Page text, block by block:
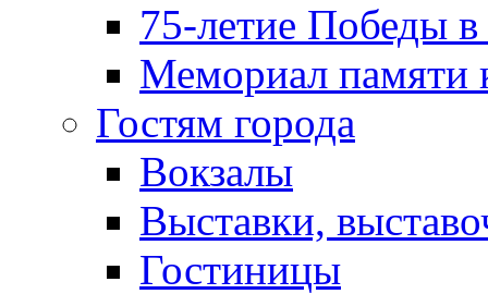
75-летие Победы
Мемориал памяти
Гостям города
Вокзалы
Выставки,
Гостиницы